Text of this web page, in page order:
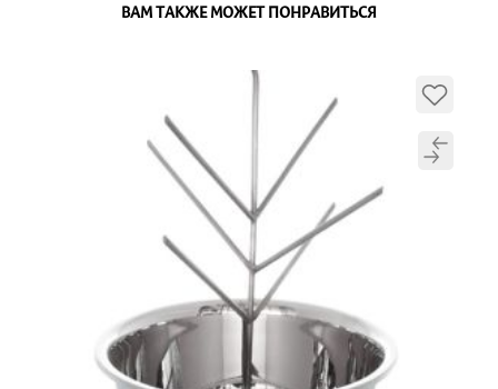
ВАМ ТАКЖЕ МОЖЕТ ПОНРАВИТЬСЯ